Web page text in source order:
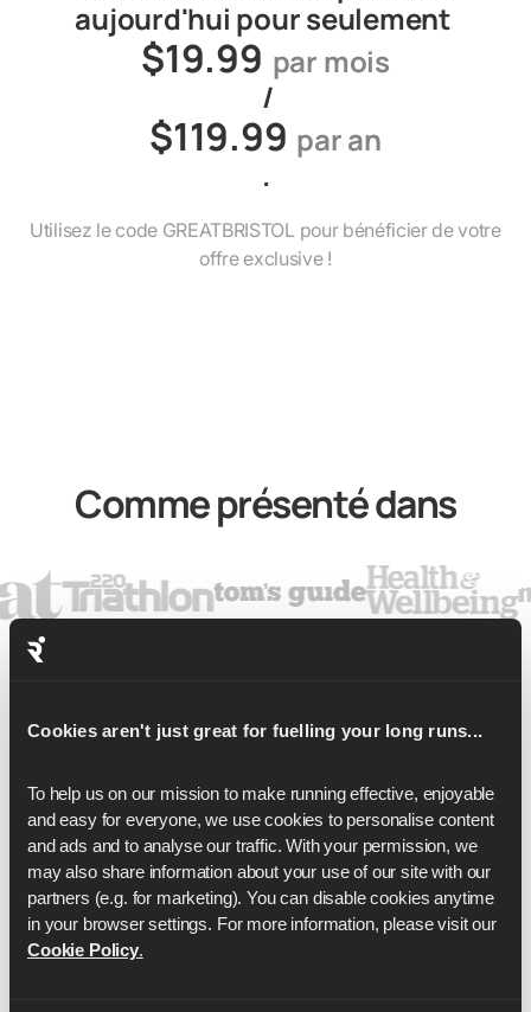
Cookies aren't just great for fuelling your long runs...
To help us on our mission to make running effective, enjoyable
and easy for everyone, we use cookies to personalise content
and ads and to analyse our traffic. With your permission, we
may also share information about your use of our site with our
partners (e.g. for marketing). You can disable cookies anytime
in your browser settings. For more information, please visit our
Cookie Policy.
aujourd'hui pour seulement
$19.99 par mois
/
$119.99 par an
.
Utilisez le code GREATBRISTOLpour bénéficier de votre
offre exclusive !
Comme présenté dans
Devenez un membre Runna
1 Rejoignez la Communauté
Restez motivé et responsable en rejoignant une
communauté privée de milliers de coureurs du
monde entier